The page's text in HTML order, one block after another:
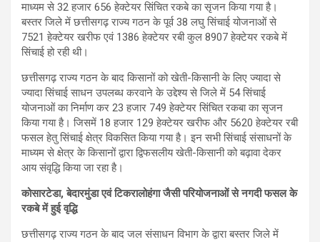
माध्यम से 32 हजार 656 हेक्टेयर सिंचित रकबे का सृजन किया गया है।
बस्तर जिले में छत्तीसगढ़ राज्य गठन के पूर्व 38 लघु सिंचाई योजनाओं से
7521 हेक्टेयर खरीफ एवं 1386 हेक्टेयर रबी कुल 8907 हेक्टेयर रकबे में
सिंचाई हो रही थी।
छत्तीसगढ़ राज्य गठन के बाद किसानों को खेती-किसानी के लिए ज्यादा से
ज्यादा सिंचाई साधन उपलब्ध करवाने के उद्देश्य से जिले में 54 सिंचाई
योजनाओं का निर्माण कर 23 हजार 749 हेक्टेयर सिंचित रकबा का सृजन
किया गया है। जिसमें 18 हजार 129 हेक्टेयर खरीफ और 5620 हेक्टेयर रबी
फसल हेतु सिंचाई क्षेत्र विकसित किया गया है। इन सभी सिंचाई संसाधनों के
माध्यम से क्षेत्र के किसानों द्वारा द्विफसलीय खेती-किसानी को बढ़ावा देकर
आय संवृद्धि किया जा रहा है।
कोसारटेडा, बेदारमुंडा एवं टिकरालोहंगा जैसी परियोजनाओं से नगदी फसल के
रकबे में हुई वृद्धि
छत्तीसगढ़ राज्य गठन के बाद जल संसाधन विभाग के द्वारा बस्तर जिले में